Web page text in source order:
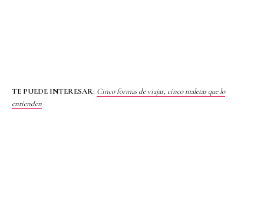
TE PUEDE INTERESAR: Cinco formas de viajar, cinco maletas que lo
entienden